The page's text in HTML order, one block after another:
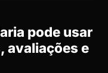
pode usar
avaliações e